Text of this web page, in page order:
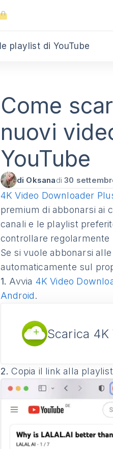
playlist di YouTube
Come
nuovi
YouTube
di Oksanadi30
4K Video Downloader
premium di abbonarsi ai
canali e le playlist
controllare regolarmente
Se si vuole abbonarsi
automaticamente sul
1. Avvia 4K Video
Android.
Scarica
2. Copia il link alla